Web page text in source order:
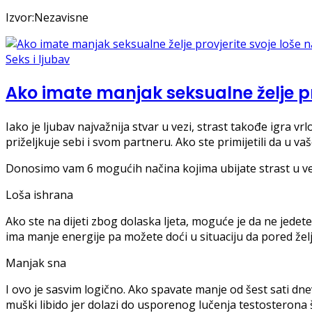
Izvor:Nezavisne
Seks i ljubav
Ako imate manjak seksualne želje
Iako je ljubav najvažnija stvar u vezi, strast takođe igra
priželjkuje sebi i svom partneru. Ako ste primijetili da u
Donosimo vam 6 mogućih načina kojima ubijate strast u
Loša ishrana
Ako ste na dijeti zbog dolaska ljeta, moguće je da ne
ima manje energije pa možete doći u situaciju da pored
Manjak sna
I ovo je sasvim logično. Ako spavate manje od šest sati
muški libido jer dolazi do usporenog lučenja testosterona